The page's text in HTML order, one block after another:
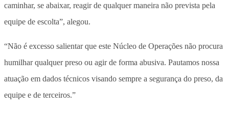
caminhar, se abaixar, reagir de qualquer maneira não prevista pela
equipe de escolta”, alegou.
“Não é excesso salientar que este Núcleo de Operações não procura
humilhar qualquer preso ou agir de forma abusiva. Pautamos nossa
atuação em dados técnicos visando sempre a segurança do preso, da
equipe e de terceiros.”